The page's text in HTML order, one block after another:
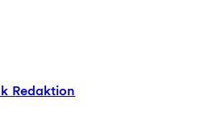
Redaktion